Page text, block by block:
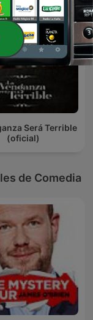
Será Terrible
(oficial)
de Comedia